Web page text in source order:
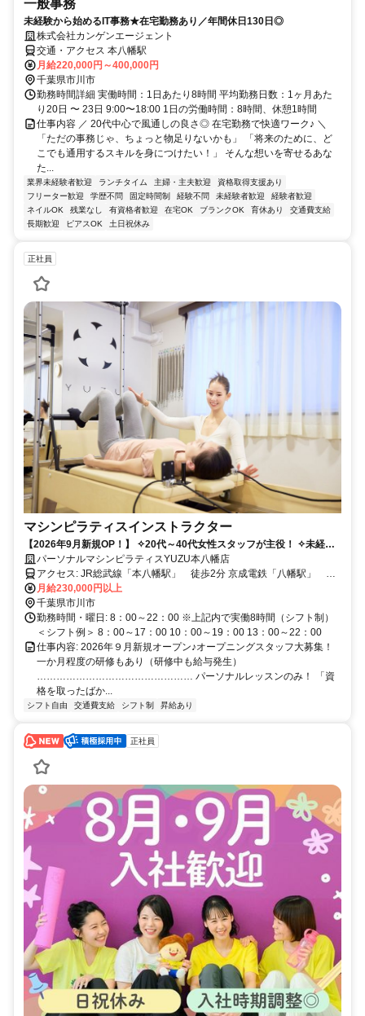
一般事務
未経験から始めるIT事務★在宅勤務あり／年間休日130日◎
株式会社カンゲンエージェント
交通・アクセス 本八幡駅
月給220,000円～400,000円
千葉県市川市
勤務時間詳細 実働時間：1日あたり8時間 平均勤務日数：1ヶ月あた
り20日 〜 23日 9:00〜18:00 1日の労働時間：8時間、休憩1時間
仕事内容 ／ 20代中心で風通しの良さ◎ 在宅勤務で快適ワーク♪ ＼
「ただの事務じゃ、ちょっと物足りないかも」 「将来のために、ど
こでも通用するスキルを身につけたい！」 そんな想いを寄せるあな
た...
業界未経験者歓迎 ランチタイム 主婦・主夫歓迎
資格取得支援あり
フリーター歓迎
学歴不問 固定時間制 経験不問 未経験者歓迎
経験者歓迎
ネイルOK
残業なし 有資格者歓迎 在宅OK ブランクOK 育休あり
交通費支給
長期歓迎
ピアスOK 土日祝休み
正社員
マシンピラティスインストラクター
【2026年9月新規OP！】 ✧20代～40代女性スタッフが主役！ ✧未経験
からピラティス指導者に！経験者はもちろん大歓迎！資格取得もしっか
りサポートします！「ピラティスが好きだけど、キラキラしたスタジオ
は少し気後れしちゃう…」そんなあなたにこそ、落ち着いた雰囲気の当
スタジオで、お客様に寄り添うレッスンを提供しませんか？ブランクが
あっても大丈夫。あなたの「好き」と「学びたい意欲」を応援します。
働きながら、心も身体も美しく。
パーソナルマシンピラティスYUZU本八幡店
アクセス: JR総武線「本八幡駅」 徒歩2分 京成電鉄「八幡駅」 徒
歩５分
月給230,000円以上
千葉県市川市
勤務時間・曜日: 8：00～22：00 ※上記内で実働8時間（シフト制）
＜シフト例＞ 8：00～17：00 10：00～19：00 13：00～22：00
仕事内容: 2026年９月新規オープン♪オープニングスタッフ大募集！
一か月程度の研修もあり（研修中も給与発生）
………………………………………… パーソナルレッスンのみ！ 「資
格を取ったばか...
シフト自由 交通費支給 シフト制 昇給あり
正社員